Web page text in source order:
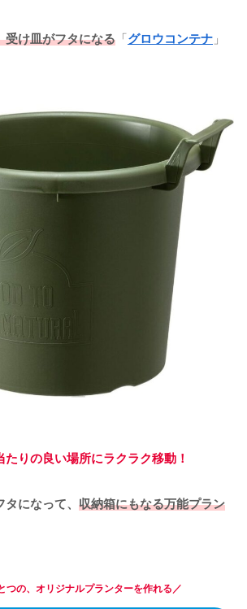
受け皿がフタになる 「グロウコンテナ 」
たりの良い場所にラクラク移動！
になって、 収納箱にもなる万能プラン
つの、オリジナルプランターを作れる／